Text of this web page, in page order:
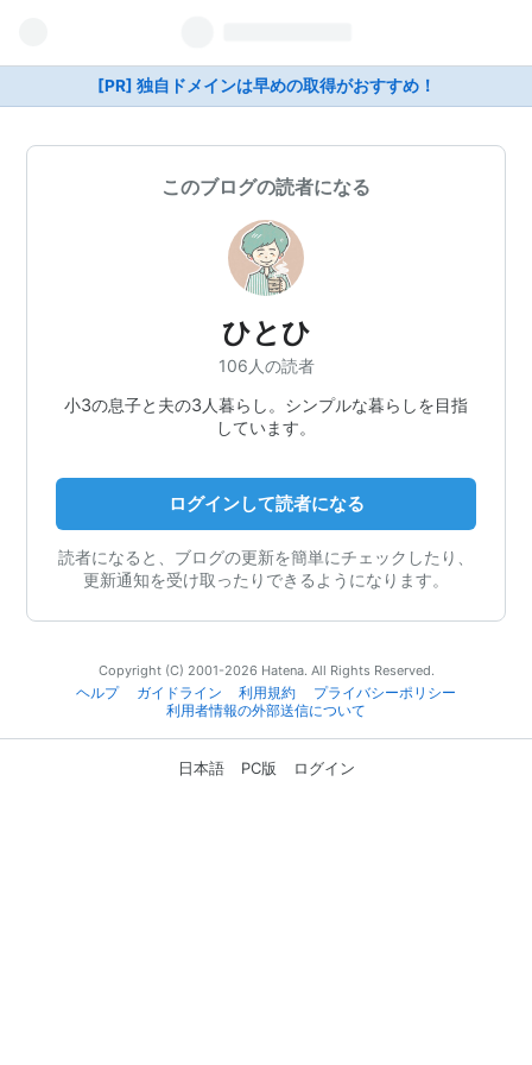
[PR] 独自ドメインは早めの取得がおすすめ！
このブログの読者になる
ひとひ
106人の読者
小3の息子と夫の3人暮らし。シンプルな暮らしを目指
しています。
ログインして読者になる
読者になると、ブログの更新を簡単にチェックしたり、
更新通知を受け取ったりできるようになります。
Copyright (C) 2001-2026 Hatena. All Rights Reserved.
ヘルプ
ガイドライン 利用規約
プライバシーポリシー
利用者情報の外部送信について
日本語 PC版 ログイン